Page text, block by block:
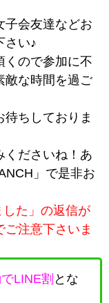
子会友達などお
さい♪
くので参加に不
敵な時間を過ご
待ちしておりま
くださいね！あ
」で是非お
た」の返信が
注意下さいま
LINE割 とな